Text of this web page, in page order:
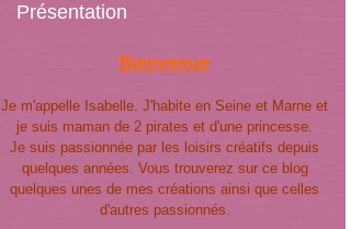
Présentation
Bienvenue
Je m'appelle Isabelle. J'habite en Seine et Marne et
je suis maman de 2 pirates et d'une princesse.
Je suis passionnée par les loisirs créatifs depuis
quelques années. Vous trouverez sur ce blog
quelques unes de mes créations ainsi que celles
d'autres passionnés.